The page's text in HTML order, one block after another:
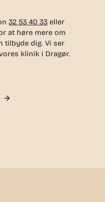
32 53 40 33 eller
at høre mere om
tilbyde dig. Vi ser
klinik i Dragør.